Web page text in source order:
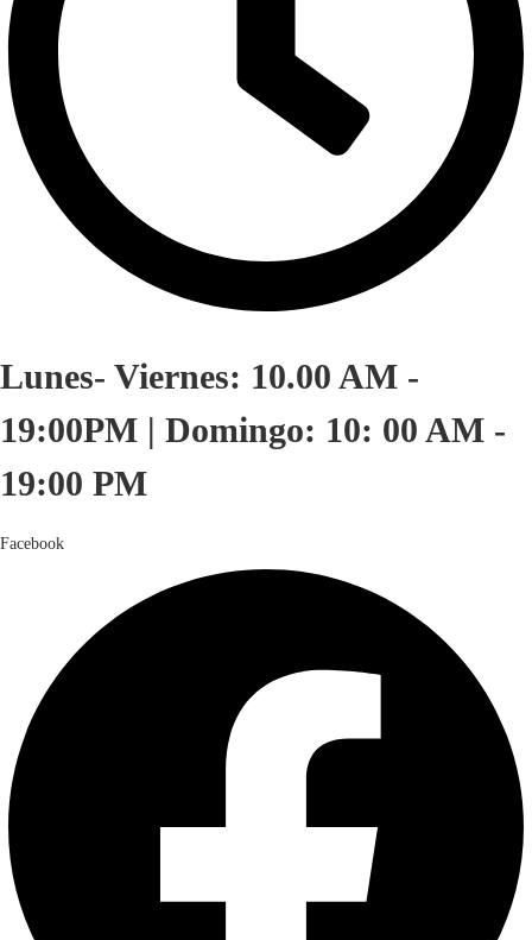
Lunes- Viernes: 10.00 AM -
19:00PM | Domingo: 10: 00 AM -
19:00 PM
Facebook